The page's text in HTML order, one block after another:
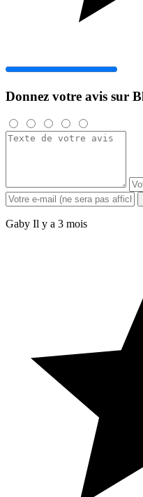
Donnez votre avis sur
Gaby Il y a 3 mois